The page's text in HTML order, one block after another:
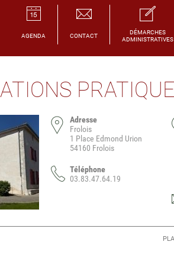
AGENDA CONTACT
DÉMARCHES
ADMINISTRATIVES
Adresse
Frolois
1 Place Edmond Urion
54160 Frolois
Téléphone
03.83.47.64.19